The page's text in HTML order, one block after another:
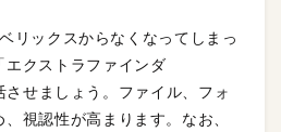
リックスからなくなってしまっ
エクストラファインダ
させましょう。ファイル、フォ
視認性が高まります。なお、